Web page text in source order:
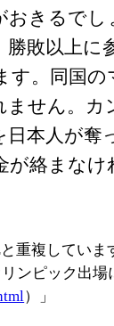
おきるで
勝敗以上に
す。同国
ません。
日本人が
が絡まな
重複していま
ンピック出場
）」